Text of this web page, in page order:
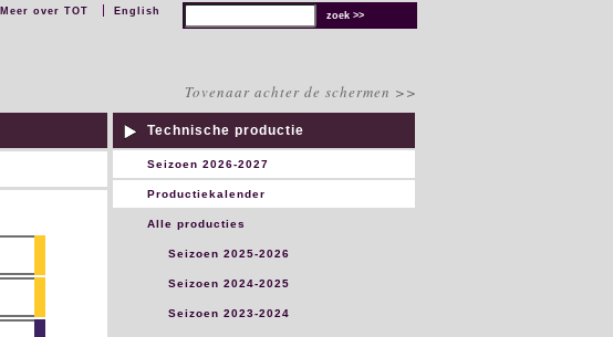
Meer over TOT English
Tovenaar achter de schermen >>
Technische productie
Seizoen 2026-2027
Productiekalender
Alle producties
Seizoen 2025-2026
Seizoen 2024-2025
Seizoen 2023-2024